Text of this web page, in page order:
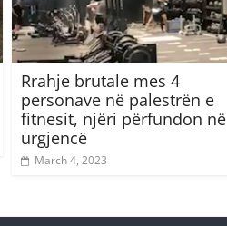
Rrahje brutale mes 4
personave në palestrën e
fitnesit, njëri përfundon në
urgjencë
March 4, 2023